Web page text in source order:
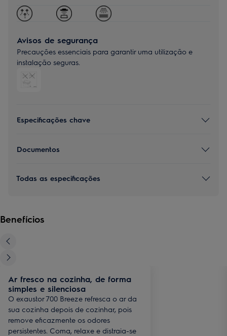
Avisos de segurança
Precauções essenciais para garantir uma utilização e
instalação seguras.
Especificações chave
Documentos
Todas as especificações
Benefícios
Ar fresco na cozinha, de forma
simples e silenciosa
O exaustor 700 Breeze refresca o ar da
sua cozinha depois de cozinhar, pois
remove eficazmente os odores
persistentes. Coma, relaxe e distraia-se